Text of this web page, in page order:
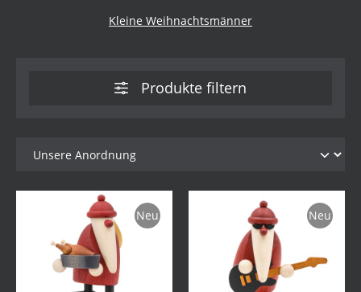
Kleine Weihnachtsmänner
Produkte filtern
Neu Neu